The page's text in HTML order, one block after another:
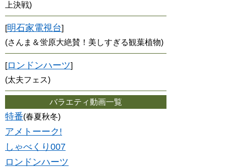
上決戦)
[明石家電視台]
(さんま＆蛍原大絶賛！美しすぎる観葉植物)
[ロンドンハーツ]
(太夫フェス)
バラエティ動画一覧
特番(春夏秋冬)
アメトーーク!
しゃべくり007
ロンドンハーツ